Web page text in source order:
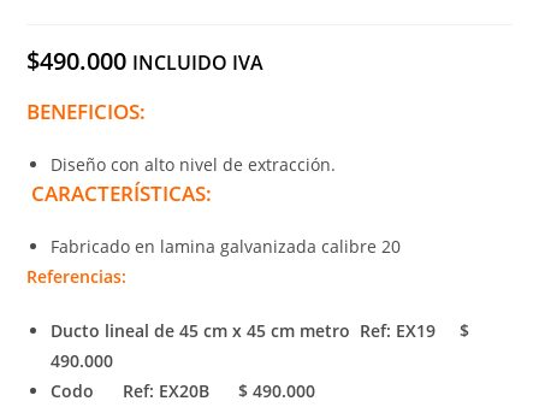
$490.000 INCLUIDO IVA
BENEFICIOS:
Diseño con alto nivel de extracción.
CARACTERÍSTICAS:
Fabricado en lamina galvanizada calibre 20
Referencias:
Ducto lineal de 45 cm x 45 cm metro Ref: EX19 $
490.000
Codo Ref: EX20B $ 490.000